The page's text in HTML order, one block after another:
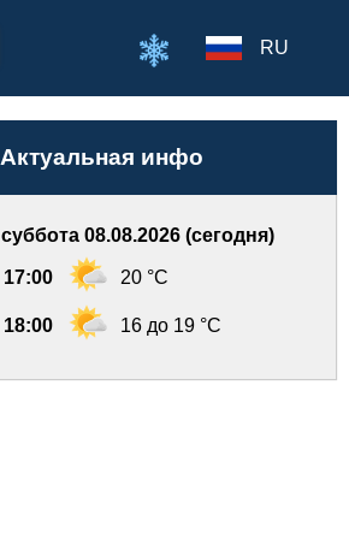
RU
Актуальная инфо
суббота 08.08.2026 (сегодня)
17:00 20 °C
18:00 16 до 19 °C